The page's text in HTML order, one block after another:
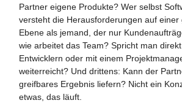
Partner eigene Produkte? Wer selbst
versteht die Herausforderungen auf einer
Ebene als jemand, der nur
wie arbeitet das Team? Spricht man
Entwicklern oder mit einem
weiterreicht? Und drittens: Kann der
greifbares Ergebnis liefern? Nicht ein
etwas, das läuft.